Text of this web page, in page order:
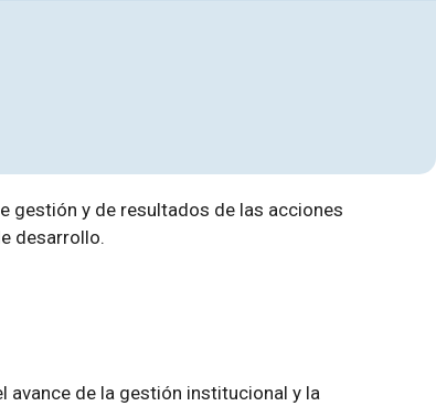
gestión y de resultados de las acciones
desarrollo.
avance de la gestión institucional y la